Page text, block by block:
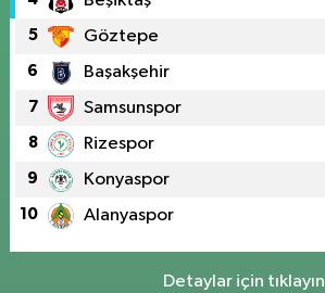
5 Göztepe
6 Başakşehir
7 Samsunspor
8 Rizespor
9 Konyaspor
10 Alanyaspor
Detaylar için tıklayın